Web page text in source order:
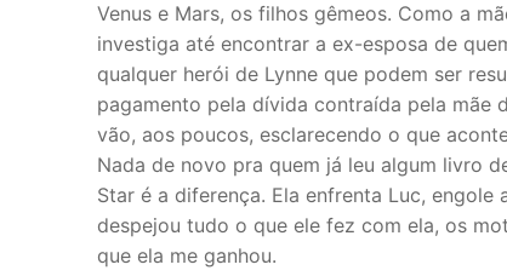
Venus e Mars, os filhos gêmeos. Como a
investiga até encontrar a ex-esposa de
qualquer herói de Lynne que podem ser
pagamento pela dívida contraída pela mãe
vão, aos poucos, esclarecendo o que
Nada de novo pra quem já leu algum livro
Star é a diferença. Ela enfrenta Luc, engole
despejou tudo o que ele fez com ela, os
que ela me ganhou.